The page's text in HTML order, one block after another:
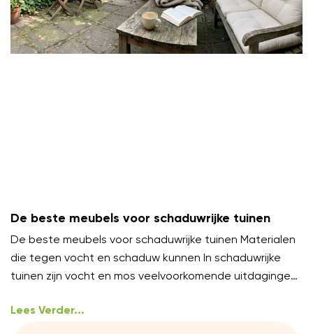
De beste meubels voor schaduwrijke tuinen
De beste meubels voor schaduwrijke tuinen Materialen
die tegen vocht en schaduw kunnen In schaduwrijke
tuinen zijn vocht en mos veelvoorkomende uitdagingen.
Lees Verder...